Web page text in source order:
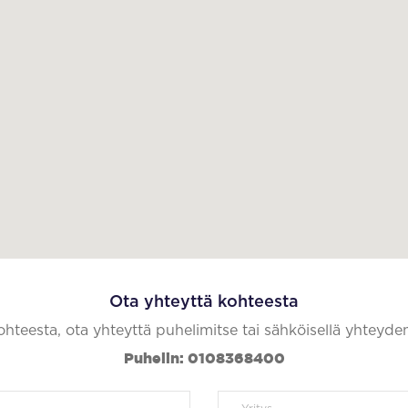
Ota yhteyttä kohteesta
ota yhteyttä puhelimitse tai sähköisellä
Puhelin: 0108368400